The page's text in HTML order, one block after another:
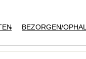
BEZORGEN/